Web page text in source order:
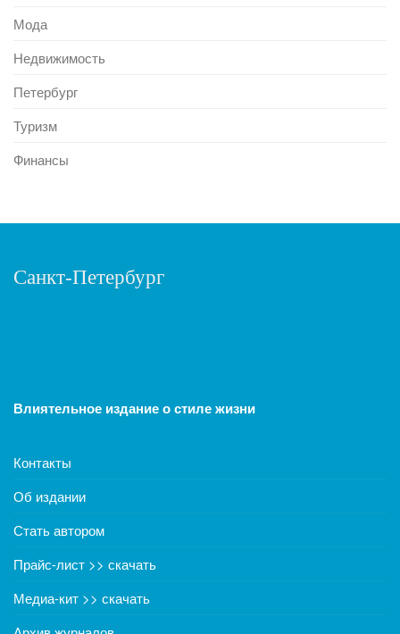
Мода
Недвижимость
Петербург
Туризм
Финансы
Санкт-Петербург
Влиятельное издание о стиле жизни
Контакты
Об издании
Стать автором
Прайс-лист >> скачать
Медиа-кит >> скачать